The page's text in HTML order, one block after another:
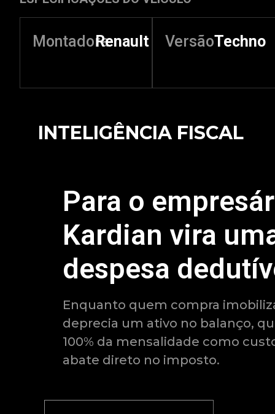
MontadoraRenault VersãoTechno
INTELIGÊNCIA FISCAL
Para o
Kardian vira
despesa
Enquanto quem compra
deprecia um ativo no balanço,
100% da mensalidade como
abate direto no imposto.